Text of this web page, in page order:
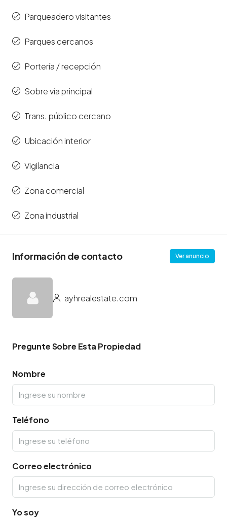
Parqueadero visitantes
Parques cercanos
Portería / recepción
Sobre vía principal
Trans. público cercano
Ubicación interior
Vigilancia
Zona comercial
Zona industrial
Información de contacto Ver anuncio
ayhrealestate.com
Pregunte Sobre Esta Propiedad
Nombre
Teléfono
Correo electrónico
Yo soy